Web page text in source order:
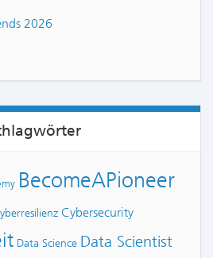
2026
BecomeAPioneer
Cybersecurity
Data Science Data Scientist